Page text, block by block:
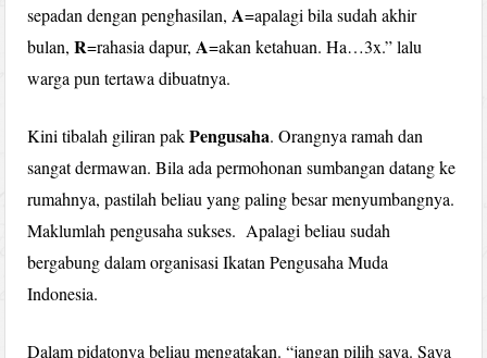
sepadan dengan penghasilan, A=apalagi bila sudah akhir
bulan,R=rahasia dapur, A=akan ketahuan. Ha…3x.” lalu
warga pun tertawa dibuatnya.
Kini tibalah giliran pakPengusaha. Orangnya ramah dan
sangat dermawan. Bila ada permohonan sumbangan datang ke
rumahnya, pastilah beliau yang paling besar menyumbangnya.
Maklumlah pengusaha sukses. Apalagi beliau sudah
bergabung dalam organisasi Ikatan Pengusaha Muda
Indonesia.
Dalam pidatonya beliau mengatakan. “jangan pilih saya. Saya